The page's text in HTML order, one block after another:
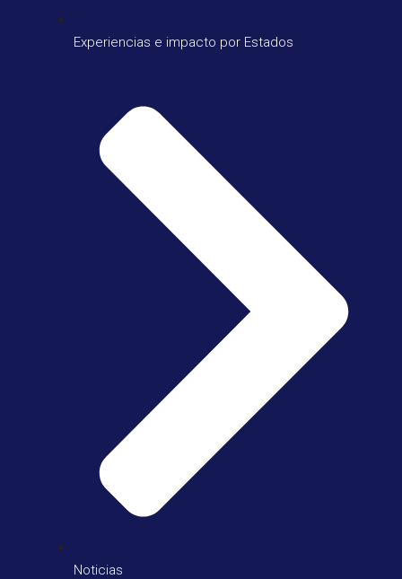
Experiencias e impacto por Estados
Noticias